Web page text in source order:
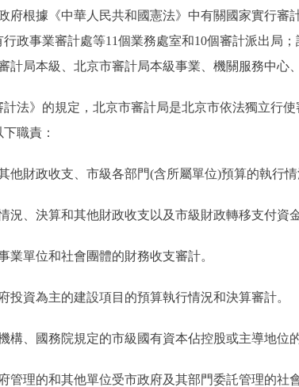
根據《中華人民共和國憲法》中有關國家實行審
行政事業審計處等11個業務處室和10個審計派出局
計局本級、北京市審計局本級事業、機關服務中心
》的規定，北京市審計局是北京市依法獨立行使
職責：
財政收支、市級各部門(含所屬單位)預算的執行情
、決算和其他財政收支以及市級財政轉移支付資金
單位和社會團體的財務收支審計。
資為主的建設項目的預算執行情況和決算審計。
、國務院規定的市級國有資本佔控股或主導地位
理的和其他單位受市政府及其部門委託管理的社